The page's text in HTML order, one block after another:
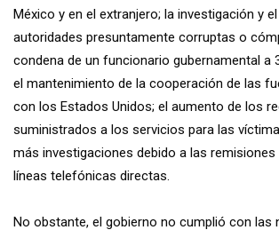
México y en el extranjero; la investigación y
autoridades presuntamente corruptas o
condena de un funcionario gubernamental a
el mantenimiento de la cooperación de las
con los Estados Unidos; el aumento de los
suministrados a los servicios para las
más investigaciones debido a las remisiones
líneas telefónicas directas.
No obstante, el gobierno no cumplió con las